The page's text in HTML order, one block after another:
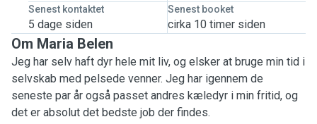
Senest kontaktet
5 dage siden
Senest booket
cirka 10 timer siden
Om Maria Belen
Jeg har selv haft dyr hele mit liv, og elsker at bruge min tid i
selvskab med pelsede venner. Jeg har igennem de
seneste par år også passet andres kæledyr i min fritid, og
det er absolut det bedste job der findes.